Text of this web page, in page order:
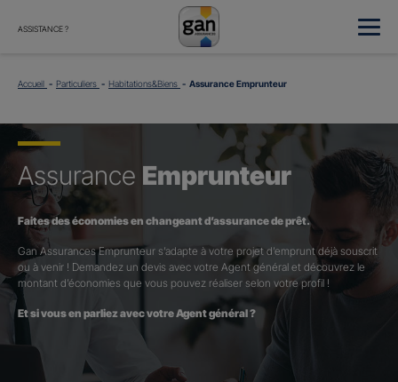
ASSISTANCE ?
Accueil Particuliers Habitations&Biens Assurance Emprunteur
Assurance Emprunteur
Faites des économies en changeant d’assurance de prêt.
Gan Assurances Emprunteur s’adapte à votre projet d’emprunt déjà souscrit
ou à venir ! Demandez un devis avec votre Agent général et découvrez le
montant d’économies que vous pouvez réaliser selon votre profil !
Et si vous en parliez avec votre Agent général ?